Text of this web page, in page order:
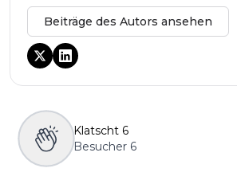
Beiträge des Autors ansehen
Klatscht 6
Besucher 6